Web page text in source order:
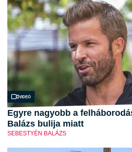
Videó
Egyre nagyobb a
Balázs bulija miatt
SEBESTYÉN BALÁZS